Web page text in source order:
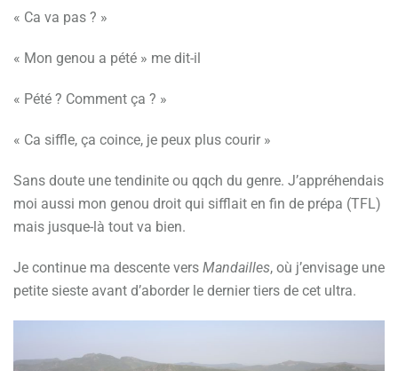
« Ca va pas ? »
« Mon genou a pété » me dit-il
« Pété ? Comment ça ? »
« Ca siffle, ça coince, je peux plus courir »
Sans doute une tendinite ou qqch du genre. J’appréhendais
moi aussi mon genou droit qui sifflait en fin de prépa (TFL)
mais jusque-là tout va bien.
Je continue ma descente vers Mandailles, où j’envisage une
petite sieste avant d’aborder le dernier tiers de cet ultra.